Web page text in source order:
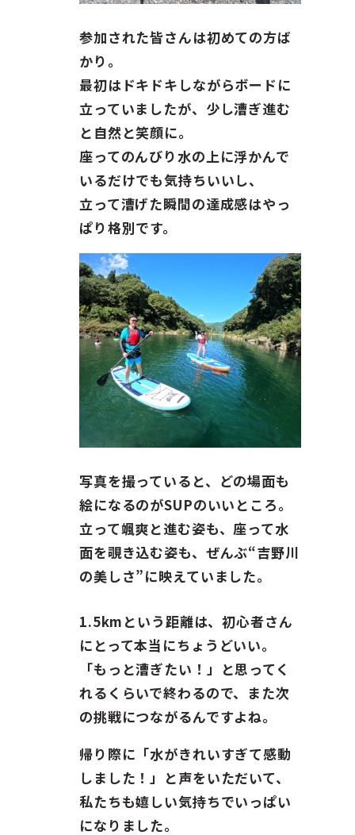
参加された皆さんは初めての方ば
かり。
最初はドキドキしながらボードに
立っていましたが、少し漕ぎ進む
と自然と笑顔に。
座ってのんびり水の上に浮かんで
いるだけでも気持ちいいし、
立って漕げた瞬間の達成感はやっ
ぱり格別です。
写真を撮っていると、どの場面も
絵になるのがSUPのいいところ。
立って颯爽と進む姿も、座って水
面を覗き込む姿も、ぜんぶ“吉野川
の美しさ”に映えていました。
1.5kmという距離は、初心者さん
にとって本当にちょうどいい。
「もっと漕ぎたい！」と思ってく
れるくらいで終わるので、また次
の挑戦につながるんですよね。
帰り際に「水がきれいすぎて感動
しました！」と声をいただいて、
私たちも嬉しい気持ちでいっぱい
になりました。